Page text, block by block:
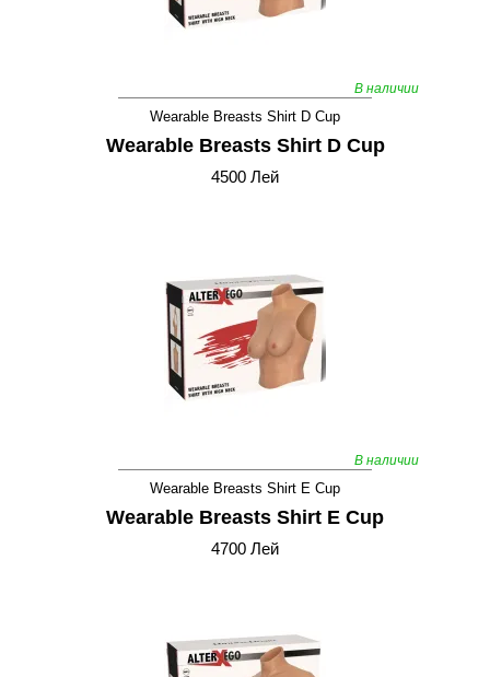
В наличии
Wearable Breasts Shirt D Cup
Wearable Breasts Shirt D Cup
4500 Лей
В наличии
Wearable Breasts Shirt E Cup
Wearable Breasts Shirt E Cup
4700 Лей